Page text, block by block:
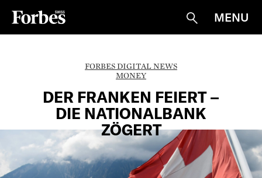
Suche
MENU
FORBES DIGITAL NEWS
MONEY
DER FRANKEN FEIERT –
DIE NATIONALBANK
ZÖGERT